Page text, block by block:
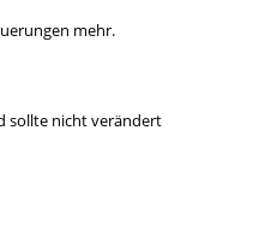
mehr.
sollte nicht verändert